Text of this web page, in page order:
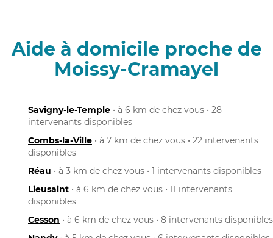
Aide à domicile proche de
Moissy-Cramayel
Savigny-le-Temple • à 6 km de chez vous • 28
intervenants disponibles
Combs-la-Ville • à 7 km de chez vous • 22 intervenants
disponibles
Réau • à 3 km de chez vous • 1 intervenants disponibles
Lieusaint • à 6 km de chez vous • 11 intervenants
disponibles
Cesson • à 6 km de chez vous • 8 intervenants disponibles